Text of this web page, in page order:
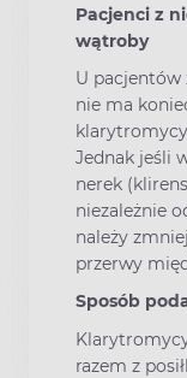
Pacjenci z
wątroby
U pacjentów
nie ma
Jednak jeśli
nerek
niezależnie
należy
przerwy
Sposób
razem z